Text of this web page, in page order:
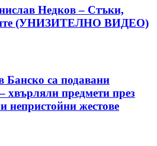
Недков – Стъки,
(УНИЗИТЕЛНО ВИДЕО)
Банско са подавани
хвърляли предмети през
непристойни жестове